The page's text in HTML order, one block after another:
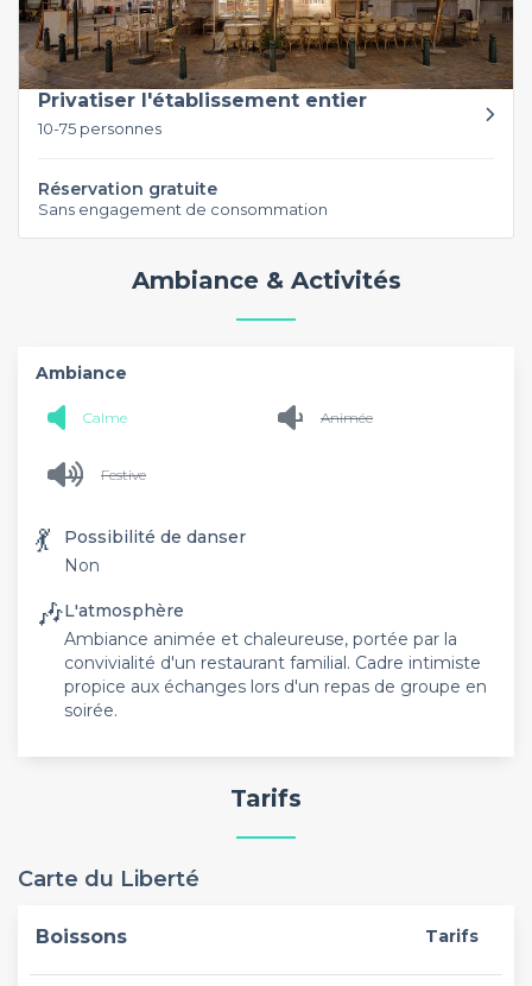
Privatiser l'établissement entier
10-75 personnes
Réservation gratuite
Sans engagement de consommation
Ambiance & Activités
Ambiance
Calme Animée
Festive
💃
Possibilité de danser
Non
🎶L'atmosphère
Ambiance animée et chaleureuse, portée par la
convivialité d'un restaurant familial. Cadre intimiste
propice aux échanges lors d'un repas de groupe en
soirée.
Tarifs
Carte du Liberté
Boissons Tarifs